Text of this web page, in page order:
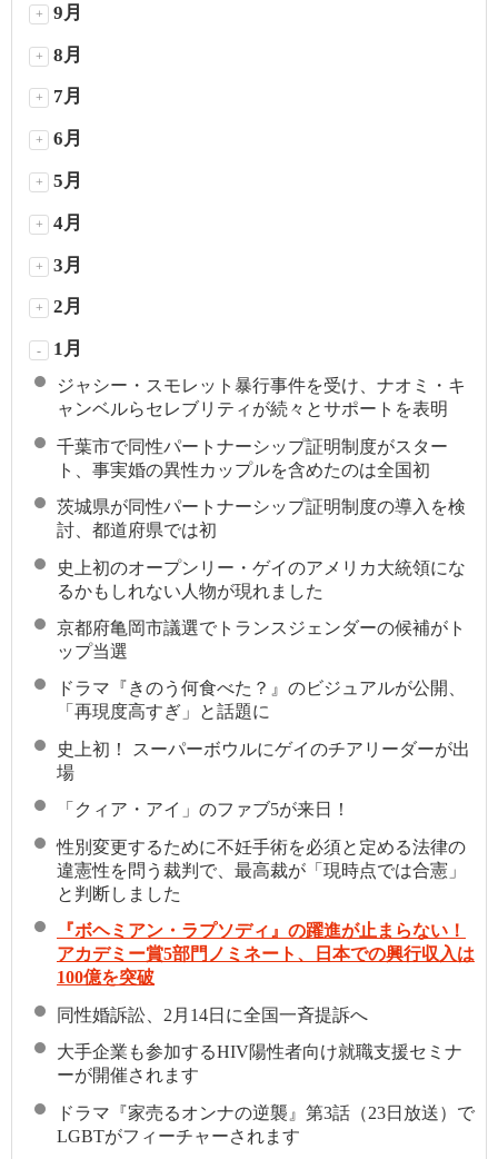
+ 9月
+ 8月
+ 7月
+ 6月
+ 5月
+ 4月
+ 3月
+ 2月
- 1月
ジャシー・スモレット暴行事件を受け、ナオミ・キ
ャンベルらセレブリティが続々とサポートを表明
千葉市で同性パートナーシップ証明制度がスター
ト、事実婚の異性カップルを含めたのは全国初
茨城県が同性パートナーシップ証明制度の導入を検
討、都道府県では初
史上初のオープンリー・ゲイのアメリカ大統領にな
るかもしれない人物が現れました
京都府亀岡市議選でトランスジェンダーの候補がト
ップ当選
ドラマ『きのう何食べた？』のビジュアルが公開、
「再現度高すぎ」と話題に
史上初！ スーパーボウルにゲイのチアリーダーが出
場
「クィア・アイ」のファブ5が来日！
性別変更するために不妊手術を必須と定める法律の
違憲性を問う裁判で、最高裁が「現時点では合憲」
と判断しました
『ボヘミアン・ラプソディ』の躍進が止まらない！
アカデミー賞5部門ノミネート、日本での興行収入は
100億を突破
同性婚訴訟、2月14日に全国一斉提訴へ
大手企業も参加するHIV陽性者向け就職支援セミナ
ーが開催されます
ドラマ『家売るオンナの逆襲』第3話（23日放送）で
LGBTがフィーチャーされます